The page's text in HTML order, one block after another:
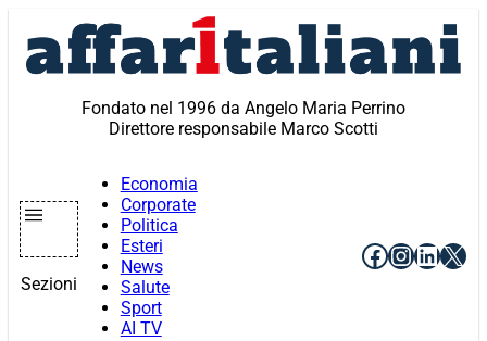
contenuto
Fondato nel 1996 da Angelo Maria Perrino
Direttore responsabile Marco Scotti
Sezioni
Economia
Corporate
Politica
Esteri
News
Salute
Sport
AI TV
Facebook
X